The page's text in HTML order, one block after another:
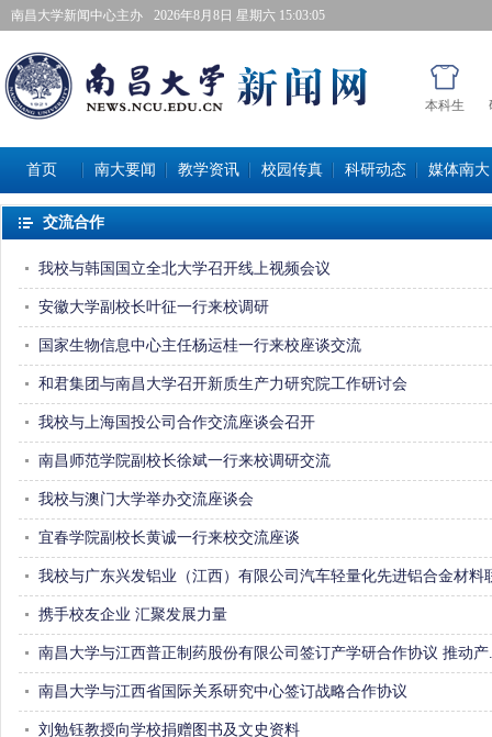
南昌大学新闻中心主办 2026年8月8日星期六 15:03:05
本科生
首页 南大要闻 教学资讯 校园传真 科研动态 媒体南大
交流合作
我校与韩国国立全北大学召开线上视频会议
安徽大学副校长叶征一行来校调研
国家生物信息中心主任杨运桂一行来校座谈交流
和君集团与南昌大学召开新质生产力研究院工作研讨会
我校与上海国投公司合作交流座谈会召开
南昌师范学院副校长徐斌一行来校调研交流
我校与澳门大学举办交流座谈会
宜春学院副校长黄诚一行来校交流座谈
我校与广东兴发铝业（江西）有限公司汽车轻量化先进铝合金材料
携手校友企业汇聚发展力量
南昌大学与江西普正制药股份有限公司签订产学研合作协议推动产
南昌大学与江西省国际关系研究中心签订战略合作协议
刘勉钰教授向学校捐赠图书及文史资料